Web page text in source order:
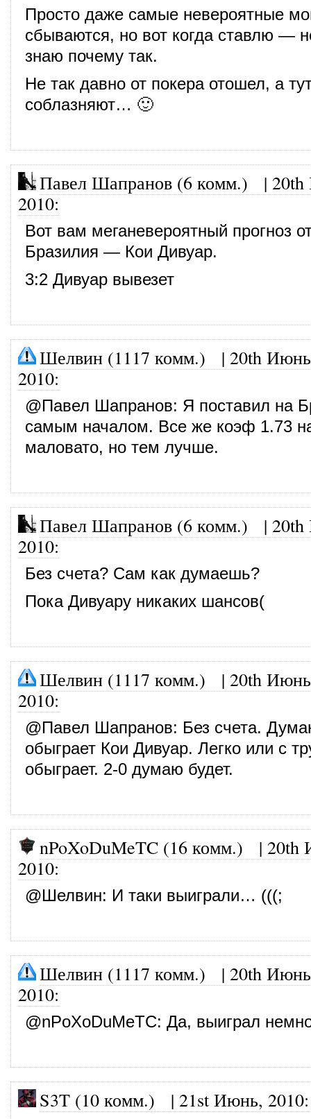
Просто даже самые невероятные
сбываются, но вот когда ставлю —
знаю почему так.
Не так давно от покера отошел, а
соблазняют… 🙂
Павел Шапранов (6 комм.) |
2010:
Вот вам меганевероятный прогноз
Бразилия — Кои Дивуар.
3:2 Дивуар вывезет
Шелвин (1117 комм.) | 20th
2010:
@Павел Шапранов: Я поставил на
самым началом. Все же коэф 1.73
маловато, но тем лучше.
Павел Шапранов (6 комм.) |
2010:
Без счета? Сам как думаешь?
Пока Дивуару никаких шансов(
Шелвин (1117 комм.) | 20th
2010:
@Павел Шапранов: Без счета.
обыграет Кои Дивуар. Легко или с
обыграет. 2-0 думаю будет.
nPoXoDuMeTC (16 комм.) | 20th
2010:
@Шелвин: И таки выиграли… (((;
Шелвин (1117 комм.) | 20th
2010:
@nPoXoDuMeTC: Да, выиграл
S3T (10 комм.) | 21st Июнь, 2010: